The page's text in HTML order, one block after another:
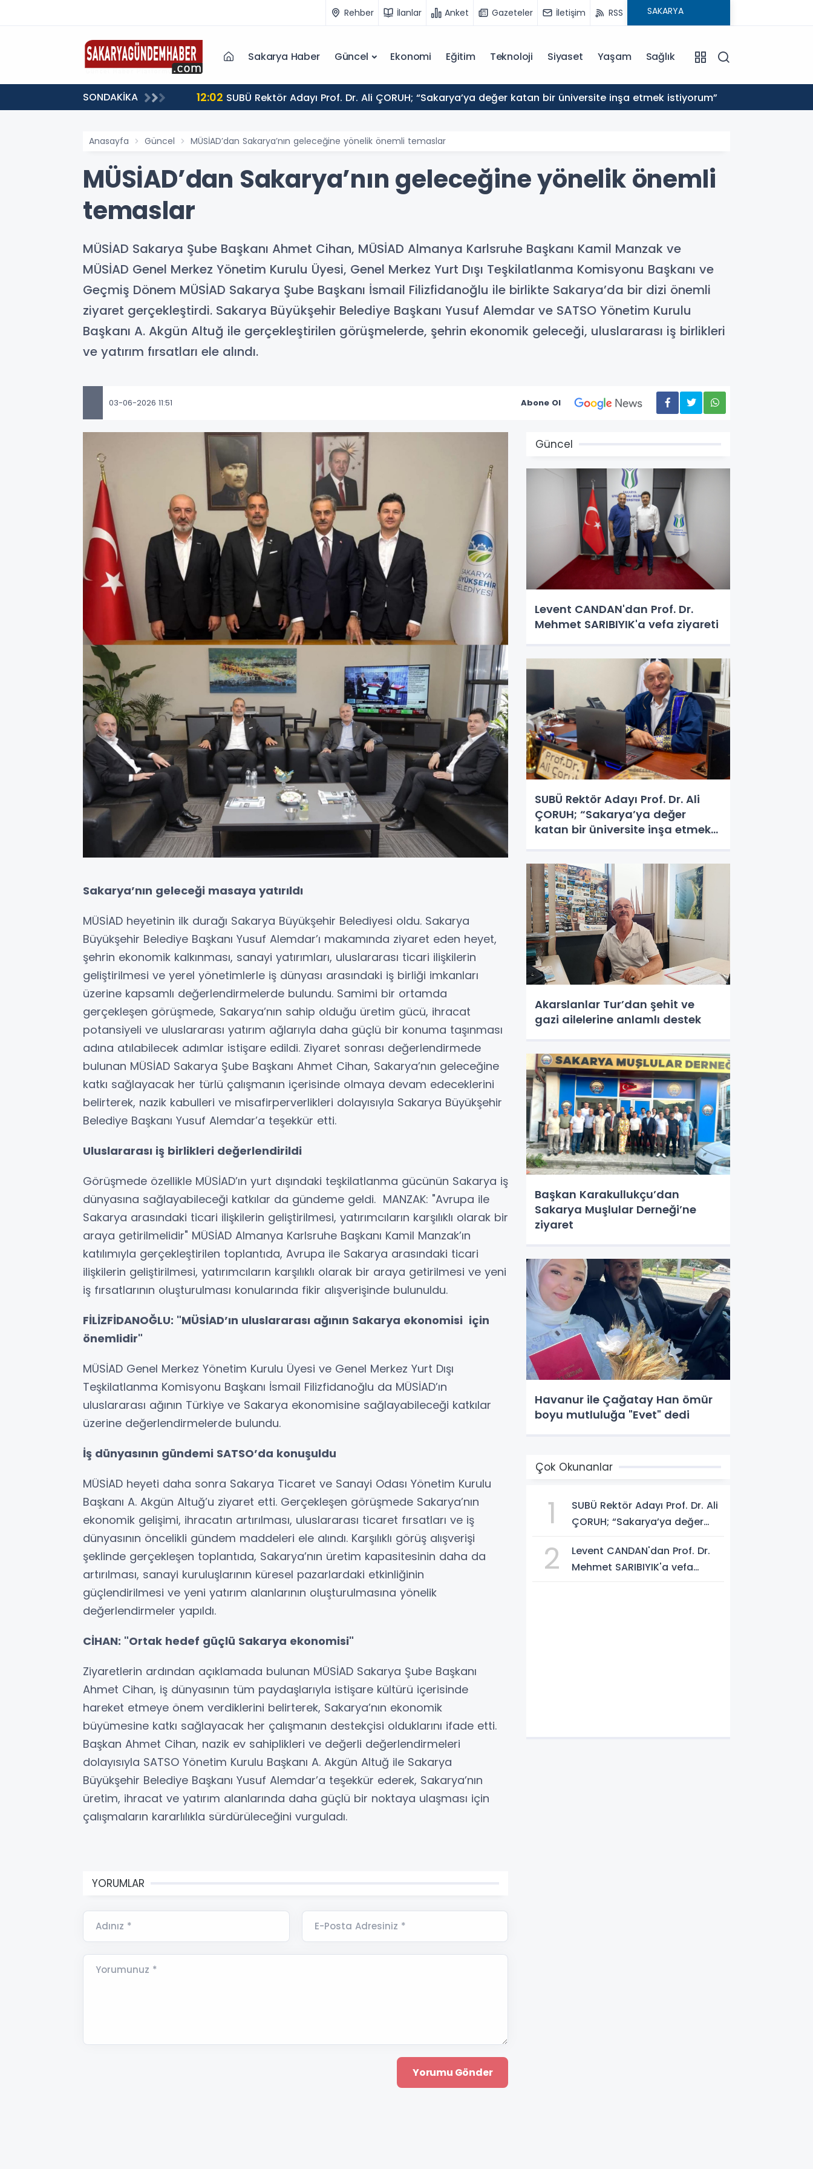
Rehber İlanlar Anket Gazeteler İletişim RSS
Sakarya Haber Güncel Ekonomi Eğitim Teknoloji Siyaset Yaşam Sağlık
SONDAKİKA 12:02 SUBÜ Rektör Adayı Prof. Dr. Ali ÇORUH; “Sakarya’ya değer katan bir üniversite inşa etmek istiyorum”
Anasayfa Güncel MÜSİAD’dan Sakarya’nın geleceğine yönelik önemli temaslar
MÜSİAD’dan Sakarya’nın geleceğine yönelik önemli
temaslar
MÜSİAD Sakarya Şube Başkanı Ahmet Cihan, MÜSİAD Almanya Karlsruhe Başkanı Kamil Manzak ve
MÜSİAD Genel Merkez Yönetim Kurulu Üyesi, Genel Merkez Yurt Dışı Teşkilatlanma Komisyonu Başkanı ve
Geçmiş Dönem MÜSİAD Sakarya Şube Başkanı İsmail Filizfidanoğlu ile birlikte Sakarya’da bir dizi önemli
ziyaret gerçekleştirdi. Sakarya Büyükşehir Belediye Başkanı Yusuf Alemdar ve SATSO Yönetim Kurulu
Başkanı A. Akgün Altuğ ile gerçekleştirilen görüşmelerde, şehrin ekonomik geleceği, uluslararası iş birlikleri
ve yatırım fırsatları ele alındı.
03-06-2026 11:51 Abone Ol
Sakarya’nın geleceği masaya yatırıldı
MÜSİAD heyetinin ilk durağı Sakarya Büyükşehir Belediyesi oldu. Sakarya
Büyükşehir Belediye Başkanı Yusuf Alemdar’ı makamında ziyaret eden heyet,
şehrin ekonomik kalkınması, sanayi yatırımları, uluslararası ticari ilişkilerin
geliştirilmesi ve yerel yönetimlerle iş dünyası arasındaki iş birliği imkanları
üzerine kapsamlı değerlendirmelerde bulundu. Samimi bir ortamda
gerçekleşen görüşmede, Sakarya’nın sahip olduğu üretim gücü, ihracat
potansiyeli ve uluslararası yatırım ağlarıyla daha güçlü bir konuma taşınması
adına atılabilecek adımlar istişare edildi. Ziyaret sonrası değerlendirmede
bulunan MÜSİAD Sakarya Şube Başkanı Ahmet Cihan, Sakarya’nın geleceğine
katkı sağlayacak her türlü çalışmanın içerisinde olmaya devam edeceklerini
belirterek, nazik kabulleri ve misafirperverlikleri dolayısıyla Sakarya Büyükşehir
Belediye Başkanı Yusuf Alemdar’a teşekkür etti.
Uluslararası iş birlikleri değerlendirildi
Görüşmede özellikle MÜSİAD’ın yurt dışındaki teşkilatlanma gücünün Sakarya iş
dünyasına sağlayabileceği katkılar da gündeme geldi. MANZAK: "Avrupa ile
Sakarya arasındaki ticari ilişkilerin geliştirilmesi, yatırımcıların karşılıklı olarak bir
araya getirilmelidir" MÜSİAD Almanya Karlsruhe Başkanı Kamil Manzak’ın
katılımıyla gerçekleştirilen toplantıda, Avrupa ile Sakarya arasındaki ticari
ilişkilerin geliştirilmesi, yatırımcıların karşılıklı olarak bir araya getirilmesi ve yeni
iş fırsatlarının oluşturulması konularında fikir alışverişinde bulunuldu.
FİLİZFİDANOĞLU: "MÜSİAD’ın uluslararası ağının Sakarya ekonomisi için
önemlidir"
MÜSİAD Genel Merkez Yönetim Kurulu Üyesi ve Genel Merkez Yurt Dışı
Teşkilatlanma Komisyonu Başkanı İsmail Filizfidanoğlu da MÜSİAD’ın
uluslararası ağının Türkiye ve Sakarya ekonomisine sağlayabileceği katkılar
üzerine değerlendirmelerde bulundu.
İş dünyasının gündemi SATSO’da konuşuldu
MÜSİAD heyeti daha sonra Sakarya Ticaret ve Sanayi Odası Yönetim Kurulu
Başkanı A. Akgün Altuğ’u ziyaret etti. Gerçekleşen görüşmede Sakarya’nın
ekonomik gelişimi, ihracatın artırılması, uluslararası ticaret fırsatları ve iş
dünyasının öncelikli gündem maddeleri ele alındı. Karşılıklı görüş alışverişi
şeklinde gerçekleşen toplantıda, Sakarya’nın üretim kapasitesinin daha da
artırılması, sanayi kuruluşlarının küresel pazarlardaki etkinliğinin
güçlendirilmesi ve yeni yatırım alanlarının oluşturulmasına yönelik
değerlendirmeler yapıldı.
CİHAN: "Ortak hedef güçlü Sakarya ekonomisi"
Ziyaretlerin ardından açıklamada bulunan MÜSİAD Sakarya Şube Başkanı
Ahmet Cihan, iş dünyasının tüm paydaşlarıyla istişare kültürü içerisinde
hareket etmeye önem verdiklerini belirterek, Sakarya’nın ekonomik
büyümesine katkı sağlayacak her çalışmanın destekçisi olduklarını ifade etti.
Başkan Ahmet Cihan, nazik ev sahiplikleri ve değerli değerlendirmeleri
dolayısıyla SATSO Yönetim Kurulu Başkanı A. Akgün Altuğ ile Sakarya
Büyükşehir Belediye Başkanı Yusuf Alemdar’a teşekkür ederek, Sakarya’nın
üretim, ihracat ve yatırım alanlarında daha güçlü bir noktaya ulaşması için
çalışmaların kararlılıkla sürdürüleceğini vurguladı.
YORUMLAR
Adınız * E-Posta Adresiniz *
Yorumunuz *
Güncel
Levent CANDAN'dan Prof. Dr.
Mehmet SARIBIYIK'a vefa ziyareti
SUBÜ Rektör Adayı Prof. Dr. Ali
ÇORUH; “Sakarya’ya değer
katan bir üniversite inşa etmek
Akarslanlar Tur’dan şehit ve
gazi ailelerine anlamlı destek
Başkan Karakullukçu’dan
Sakarya Muşlular Derneği’ne
ziyaret
Havanur ile Çağatay Han ömür
boyu mutluluğa "Evet" dedi
Çok Okunanlar
1
SUBÜ Rektör Adayı Prof. Dr. Ali
ÇORUH; “Sakarya’ya değer
etmek istiyorum”
2
Levent CANDAN'dan Prof. Dr.
Mehmet SARIBIYIK'a vefa